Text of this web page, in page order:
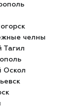
челны
Тагил
Оскол